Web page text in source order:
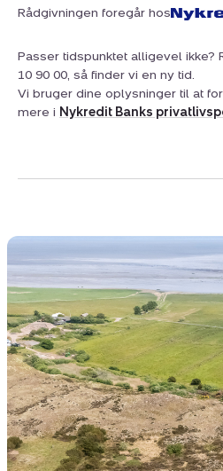
Rådgivningen foregår hos
Passer tidspunktet alligevel ikke?
10 90 00, så finder vi en ny tid.
Vi bruger dine oplysninger til at
mere i Nykredit Banks